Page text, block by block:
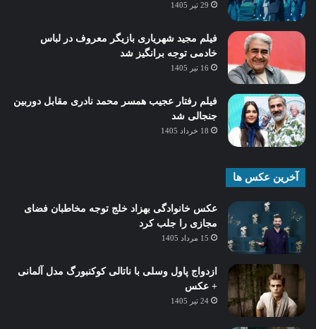
29 تیر 1405
فیلم مجید شهریاری بازیگر معروف در لباس
خادمی توجه برانگیز شد
16 تیر 1405
فیلم رفتار عجیب همسر محمد نادری مقابل دوربین
جنجالی شد
18 خرداد 1405
آخرین عکس ها
عکس خانوادگی بهزاد خلج توجه مخاطبان فضای
مجازی را جلب کرد
15 مرداد 1405
ازدواج پاول وسلی با ناتالی کوکنبورگ مدل آلمانی
+ عکس
24 تیر 1405